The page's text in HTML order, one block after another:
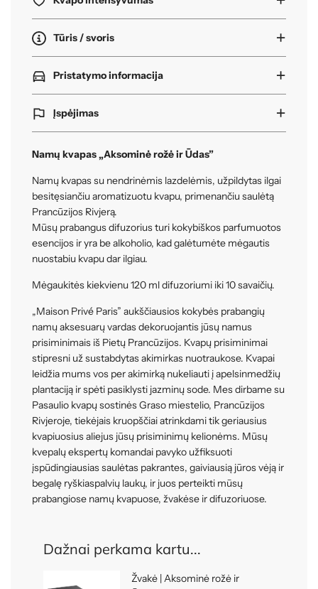
Tūris / svoris
Pristatymo informacija
Įspėjimas
Namų kvapas „Aksominė rožė ir Ūdas”
Namų kvapas su nendrinėmis lazdelėmis, užpildytas ilgai
besitęsiančiu aromatizuotu kvapu, primenančiu saulėtą
Prancūzijos Rivjerą.
Mūsų prabangus difuzorius turi kokybiškos parfumuotos
esencijos ir yra be alkoholio, kad galėtumėte mėgautis
nuostabiu kvapu dar ilgiau.
Mėgaukitės kiekvienu 120 ml difuzoriumi iki 10 savaičių.
„Maison Privé Paris” aukščiausios kokybės prabangių
namų aksesuarų vardas dekoruojantis jūsų namus
prisiminimais iš Pietų Prancūzijos. Kvapų prisiminimai
stipresni už sustabdytas akimirkas nuotraukose. Kvapai
leidžia mums vos per akimirką nukeliauti į apelsinmedžių
plantaciją ir spėti pasiklysti jazminų sode. Mes dirbame su
Pasaulio kvapų sostinės Graso miestelio, Prancūzijos
Rivjeroje, tiekėjais kruopščiai atrinkdami tik geriausius
kvapiuosius aliejus jūsų prisiminimų kelionėms. Mūsų
kvepalų ekspertų komandai pavyko užfiksuoti
įspūdingiausias saulėtas pakrantes, gaiviausią jūros vėją ir
begalę ryškiaspalvių laukų, ir juos perteikti mūsų
prabangiose namų kvapuose, žvakėse ir difuzoriuose.
Dažnai perkama kartu...